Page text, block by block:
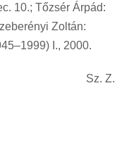
10.; Tőzsér Árpád:
Zoltán:
I., 2000.
Sz. Z.